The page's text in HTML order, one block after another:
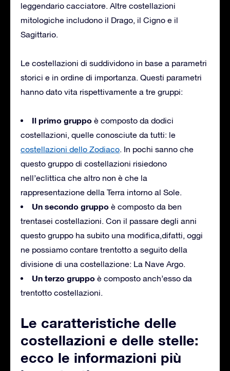
leggendario cacciatore. Altre costellazioni
mitologiche includono il Drago, il Cigno e il
Sagittario.
Le costellazioni di suddividono in base a parametri
storici e in ordine di importanza. Questi parametri
hanno dato vita rispettivamente a tre gruppi:
Il primo gruppo è composto da dodici
costellazioni, quelle conosciute da tutti: le
costellazioni dello Zodiaco. In pochi sanno che
questo gruppo di costellazioni risiedono
nell’eclittica che altro non è che la
rappresentazione della Terra intorno al Sole.
Un secondo gruppo è composto da ben
trentasei costellazioni. Con il passare degli anni
questo gruppo ha subito una modifica,difatti, oggi
ne possiamo contare trentotto a seguito della
divisione di una costellazione: La Nave Argo.
Un terzo gruppo è composto anch’esso da
trentotto costellazioni.
Le caratteristiche delle
costellazioni e delle stelle:
ecco le informazioni più